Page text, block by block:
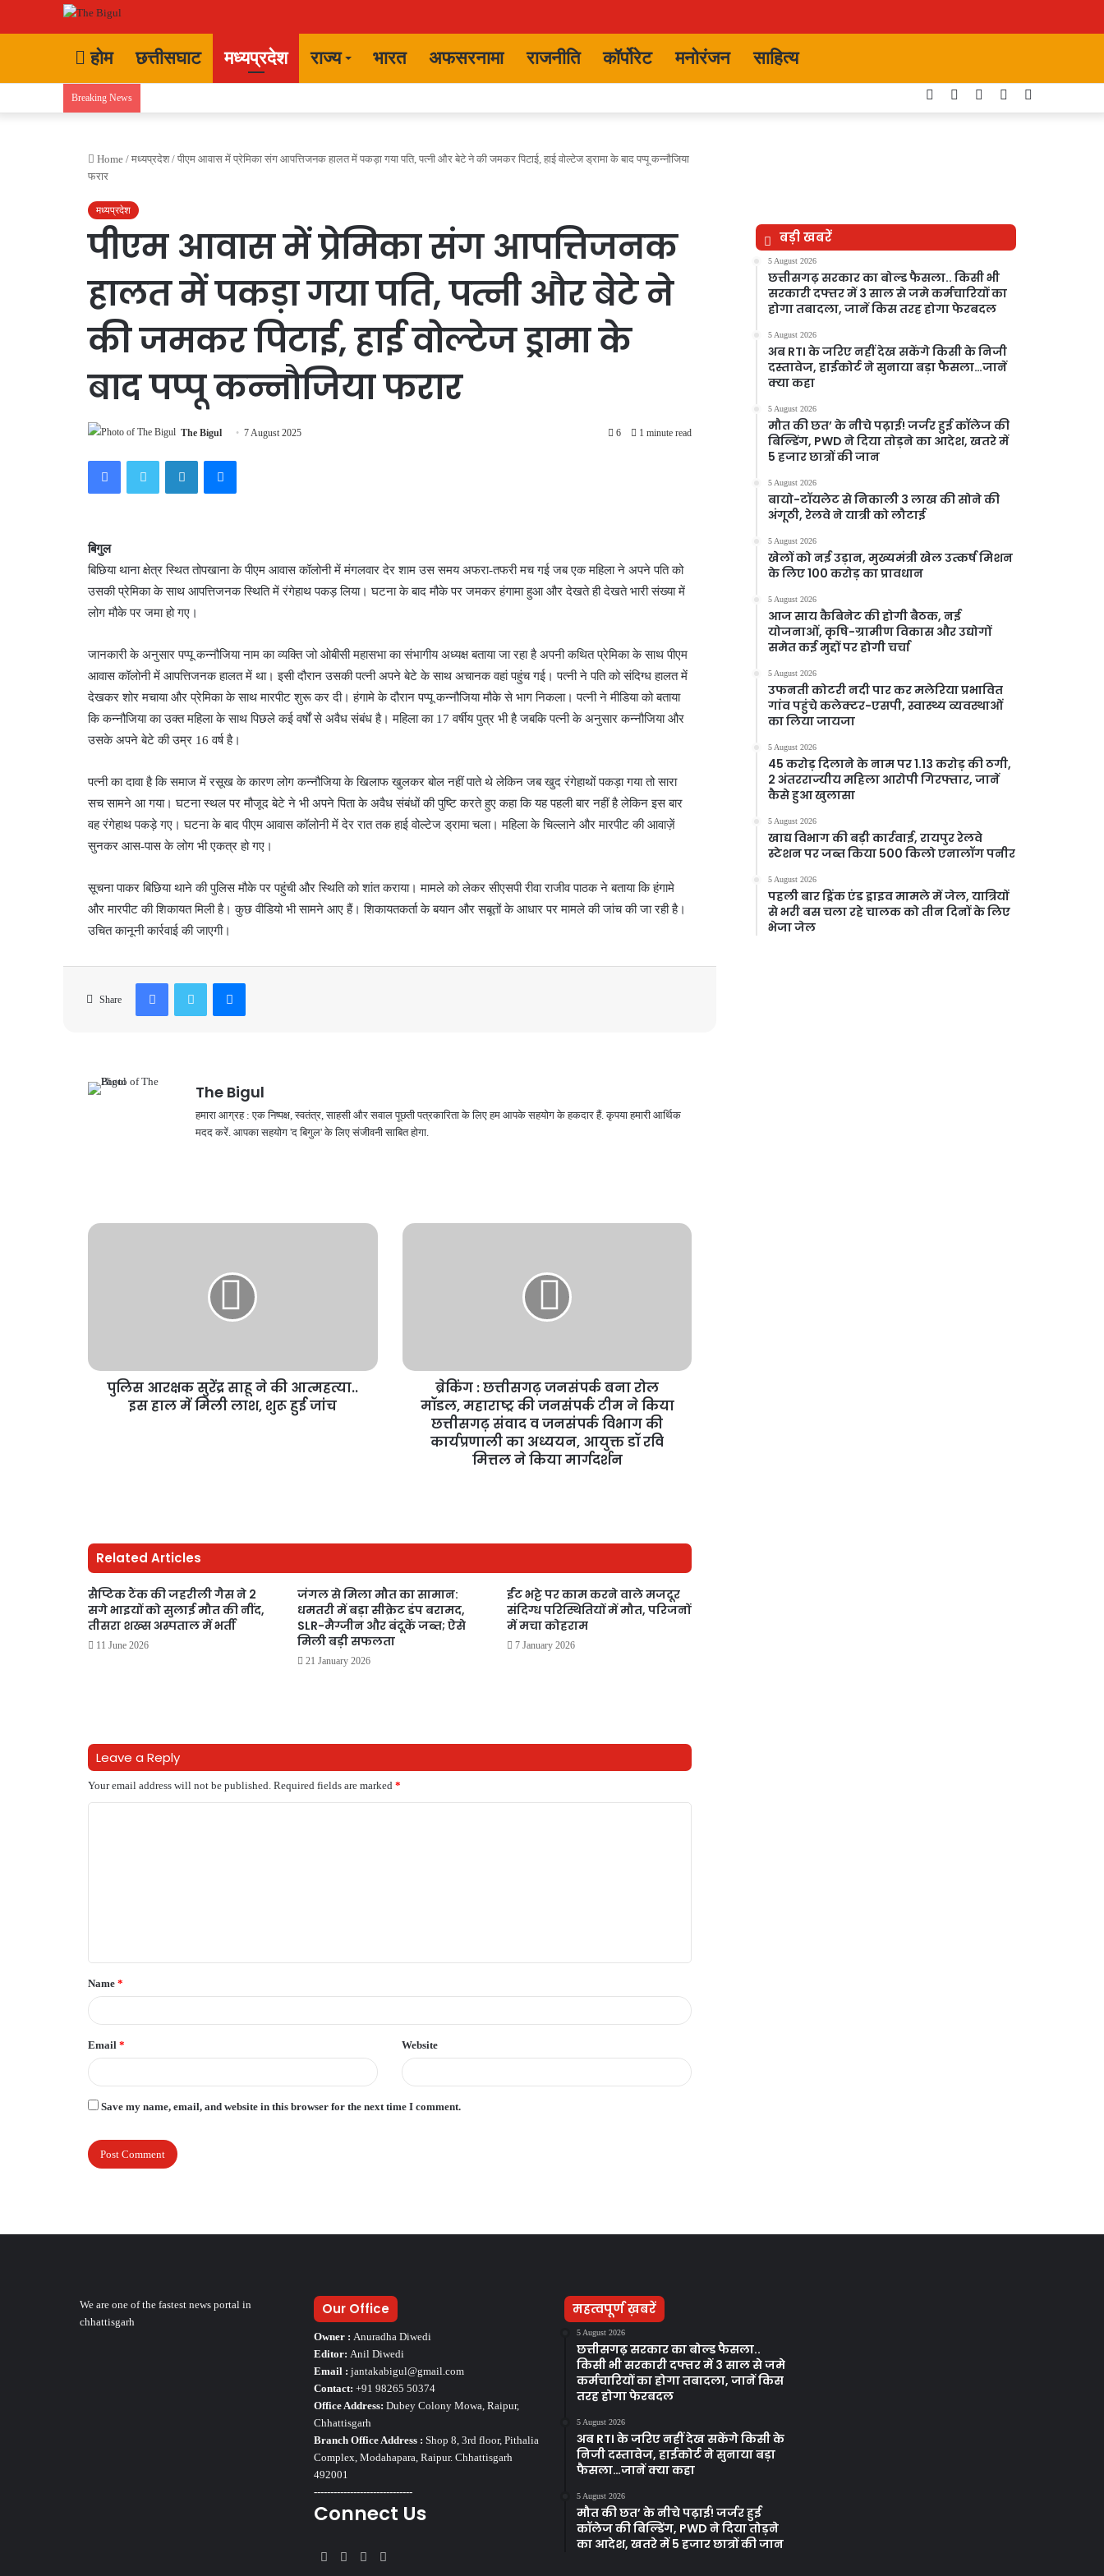
होम छत्तीसघाट मध्यप्रदेश राज्य भारत अफसरनामा राजनीति कॉर्पोरेट मनोरंजन साहित्य
Breaking News
skin
Instagram
YouTube
Twitter
Facebook
Home / मध्यप्रदेश / पीएम आवास में प्रेमिका संग आपत्तिजनक हालत में पकड़ा गया पति, पत्नी और बेटे ने की जमकर पिटाई, हाई वोल्टेज ड्रामा के बाद पप्पू कन्नौजिया
फरार
मध्यप्रदेश
पीएम आवास में प्रेमिका संग आपत्तिजनक
हालत में पकड़ा गया पति, पत्नी और बेटे ने
की जमकर पिटाई, हाई वोल्टेज ड्रामा के
बाद पप्पू कन्नौजिया फरार
The Bigul 7 August 2025 6 1 minute read
FacebookTwitter LinkedInMessenger
बिगुल
बिछिया थाना क्षेत्र स्थित तोपखाना के पीएम आवास कॉलोनी में मंगलवार देर शाम उस समय अफरा-तफरी मच गई जब एक महिला ने अपने पति को
उसकी प्रेमिका के साथ आपत्तिजनक स्थिति में रंगेहाथ पकड़ लिया। घटना के बाद मौके पर जमकर हंगामा हुआ और देखते ही देखते भारी संख्या में
लोग मौके पर जमा हो गए।
जानकारी के अनुसार पप्पू कन्नौजिया नाम का व्यक्ति जो ओबीसी महासभा का संभागीय अध्यक्ष बताया जा रहा है अपनी कथित प्रेमिका के साथ पीएम
आवास कॉलोनी में आपत्तिजनक हालत में था। इसी दौरान उसकी पत्नी अपने बेटे के साथ अचानक वहां पहुंच गई। पत्नी ने पति को संदिग्ध हालत में
देखकर शोर मचाया और प्रेमिका के साथ मारपीट शुरू कर दी। हंगामे के दौरान पप्पू कन्नौजिया मौके से भाग निकला। पत्नी ने मीडिया को बताया
कि कन्नौजिया का उक्त महिला के साथ पिछले कई वर्षों से अवैध संबंध है। महिला का 17 वर्षीय पुत्र भी है जबकि पत्नी के अनुसार कन्नौजिया और
उसके अपने बेटे की उम्र 16 वर्ष है।
पत्नी का दावा है कि समाज में रसूख के कारण लोग कन्नौजिया के खिलाफ खुलकर बोल नहीं पाते थे लेकिन जब खुद रंगेहाथों पकड़ा गया तो सारा
सच सामने आ गया। घटना स्थल पर मौजूद बेटे ने भी अपने पिता के अवैध संबंधों की पुष्टि करते हुए कहा कि यह पहली बार नहीं है लेकिन इस बार
वह रंगेहाथ पकड़े गए। घटना के बाद पीएम आवास कॉलोनी में देर रात तक हाई वोल्टेज ड्रामा चला। महिला के चिल्लाने और मारपीट की आवाज़ें
सुनकर आस-पास के लोग भी एकत्र हो गए।
सूचना पाकर बिछिया थाने की पुलिस मौके पर पहुंची और स्थिति को शांत कराया। मामले को लेकर सीएसपी रीवा राजीव पाठक ने बताया कि हंगामे
और मारपीट की शिकायत मिली है। कुछ वीडियो भी सामने आए हैं। शिकायतकर्ता के बयान और सबूतों के आधार पर मामले की जांच की जा रही है।
उचित कानूनी कार्रवाई की जाएगी।
Share
FacebookTwitter Messenger
The Bigul
हमारा आग्रह : एक निष्पक्ष, स्वतंत्र, साहसी और सवाल पूछती पत्रकारिता के लिए हम आपके सहयोग के हकदार हैं. कृपया हमारी आर्थिक
मदद करें. आपका सहयोग 'द बिगुल' के लिए संजीवनी साबित होगा.
पुलिस आरक्षक सुरेंद्र साहू ने की आत्महत्या..
इस हाल में मिली लाश, शुरू हुई जांच
ब्रेकिंग : छत्तीसगढ़ जनसंपर्क बना रोल
मॉडल, महाराष्ट्र की जनसंपर्क टीम ने किया
छत्तीसगढ़ संवाद व जनसंपर्क विभाग की
कार्यप्रणाली का अध्ययन, आयुक्त डॉ रवि
मित्तल ने किया मार्गदर्शन
Related Articles
सैप्टिक टैंक की जहरीली गैस ने 2
सगे भाइयों को सुलाई मौत की नींद,
तीसरा शख्स अस्पताल में भर्ती
11 June 2026
जंगल से मिला मौत का सामान:
धमतरी में बड़ा सीक्रेट डंप बरामद,
SLR-मैग्जीन और बंदूकें जब्त; ऐसे
मिली बड़ी सफलता
21 January 2026
ईंट भट्टे पर काम करने वाले मजदूर
संदिग्ध परिस्थितियों में मौत, परिजनों
में मचा कोहराम
7 January 2026
Leave a Reply
Your email address will not be published. Required fields are marked *
t
*
Name *
Email * Website
Save my name, email, and website in this browser for the next time I comment.
बड़ी खबरें
5 August 2026
छत्तीसगढ़ सरकार का बोल्ड फैसला.. किसी भी
सरकारी दफ्तर में 3 साल से जमे कर्मचारियों का
होगा तबादला, जानें किस तरह होगा फेरबदल
5 August 2026
अब RTI के जरिए नहीं देख सकेंगे किसी के निजी
दस्तावेज, हाईकोर्ट ने सुनाया बड़ा फैसला…जानें
क्या कहा
5 August 2026
मौत की छत’ के नीचे पढ़ाई! जर्जर हुई कॉलेज की
बिल्डिंग, PWD ने दिया तोड़ने का आदेश, खतरे में
5 हजार छात्रों की जान
5 August 2026
बायो-टॉयलेट से निकाली 3 लाख की सोने की
अंगूठी, रेलवे ने यात्री को लौटाई
5 August 2026
खेलों को नई उड़ान, मुख्यमंत्री खेल उत्कर्ष मिशन
के लिए 100 करोड़ का प्रावधान
5 August 2026
आज साय कैबिनेट की होगी बैठक, नई
योजनाओं, कृषि-ग्रामीण विकास और उद्योगों
समेत कई मुद्दों पर होगी चर्चा
5 August 2026
उफनती कोटरी नदी पार कर मलेरिया प्रभावित
गांव पहुंचे कलेक्टर-एसपी, स्वास्थ्य व्यवस्थाओं
का लिया जायजा
5 August 2026
45 करोड़ दिलाने के नाम पर 1.13 करोड़ की ठगी,
2 अंतरराज्यीय महिला आरोपी गिरफ्तार, जानें
कैसे हुआ खुलासा
5 August 2026
खाद्य विभाग की बड़ी कार्रवाई, रायपुर रेलवे
स्टेशन पर जब्त किया 500 किलो एनालॉग पनीर
5 August 2026
पहली बार ड्रिंक एंड ड्राइव मामले में जेल, यात्रियों
से भरी बस चला रहे चालक को तीन दिनों के लिए
भेजा जेल
We are one of the fastest news portal in
chhattisgarh
Our Office
Owner : Anuradha Diwedi
Editor: Anil Diwedi
Email : jantakabigul@gmail.com
Contact: +91 98265 50374
Office Address: Dubey Colony Mowa, Raipur,
Chhattisgarh
Branch Office Address : Shop 8, 3rd floor, Pithalia
Complex, Modahapara, Raipur. Chhattisgarh
492001
------------------------------
Connect Us
Facebook
TwitterYouTube
महत्वपूर्ण ख़बरें
5 August 2026
छत्तीसगढ़ सरकार का बोल्ड फैसला..
किसी भी सरकारी दफ्तर में 3 साल से जमे
कर्मचारियों का होगा तबादला, जानें किस
तरह होगा फेरबदल
5 August 2026
अब RTI के जरिए नहीं देख सकेंगे किसी के
निजी दस्तावेज, हाईकोर्ट ने सुनाया बड़ा
फैसला…जानें क्या कहा
5 August 2026
मौत की छत’ के नीचे पढ़ाई! जर्जर हुई
कॉलेज की बिल्डिंग, PWD ने दिया तोड़ने
का आदेश, खतरे में 5 हजार छात्रों की जान